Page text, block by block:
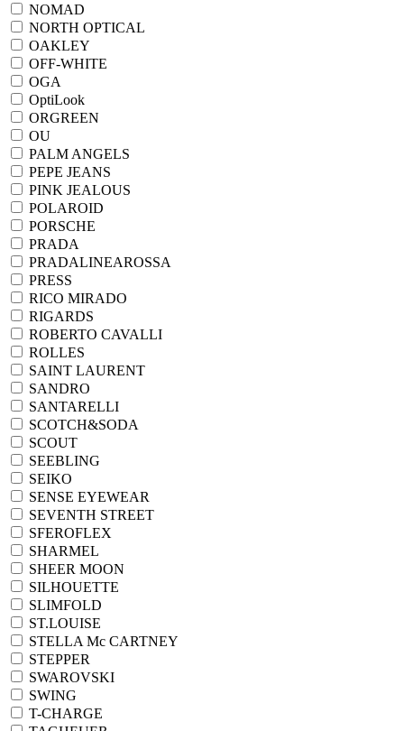
NOMAD
NORTH OPTICAL
OAKLEY
OFF-WHITE
OGA
OptiLook
ORGREEN
OU
PALM ANGELS
PEPE JEANS
PINK JEALOUS
POLAROID
PORSCHE
PRADA
PRADALINEAROSSA
PRESS
RICO MIRADO
RIGARDS
ROBERTO CAVALLI
ROLLES
SAINT LAURENT
SANDRO
SANTARELLI
SCOTCH&SODA
SCOUT
SEEBLING
SEIKO
SENSE EYEWEAR
SEVENTH STREET
SFEROFLEX
SHARMEL
SHEER MOON
SILHOUETTE
SLIMFOLD
ST.LOUISE
STELLA Mc CARTNEY
STEPPER
SWAROVSKI
SWING
T-CHARGE